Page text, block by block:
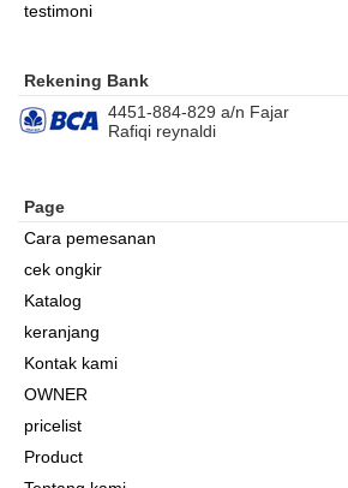
testimoni
Rekening Bank
4451-884-829 a/n Fajar
Rafiqi reynaldi
Page
Cara pemesanan
cek ongkir
Katalog
keranjang
Kontak kami
OWNER
pricelist
Product